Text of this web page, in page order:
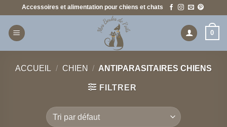
Passer
contenu
Accessoires et alimentation pour chiens et chats
0
ACCUEIL / CHIEN / ANTIPARASITAIRES CHIENS
FILTRER